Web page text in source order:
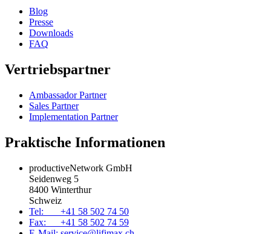
Blog
Presse
Downloads
FAQ
Vertriebspartner
Ambassador Partner
Sales Partner
Implementation Partner
Praktische Informationen
productiveNetwork GmbH
Seidenweg 5
8400 Winterthur
Schweiz
Tel: +41 58 502 74 50
Fax: +41 58 502 74 59